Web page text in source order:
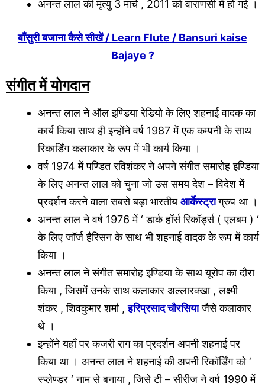
अनन्त लाल की मृत्यु 3 मार्च , 2011 को वाराणसी में हो गई ।
बाँसुरी बजाना कैसे सीखें / Learn Flute / Bansuri kaise
Bajaye ?
संगीत में योगदान
अनन्त लाल ने ऑल इण्डिया रेडियो के लिए शहनाई वादक का
कार्य किया साथ ही इन्होंने वर्ष 1987 में एक कम्पनी के साथ
रिकार्डिंग कलाकार के रूप में भी कार्य किया ।
वर्ष 1974 में पण्डित रविशंकर ने अपने संगीत समारोह इण्डिया
के लिए अनन्त लाल को चुना जो उस समय देश – विदेश में
प्रदर्शन करने वाला सबसे बड़ा भारतीयआर्केस्ट्राग्रुप था ।
अनन्त लाल ने वर्ष 1976 में ‘ डार्क हॉर्स रिकॉर्ड्स ( एलबम ) ‘
के लिए जॉर्ज हैरिसन के साथ भी शहनाई वादक के रूप में कार्य
किया ।
अनन्त लाल ने संगीत समारोह इण्डिया के साथ यूरोप का दौरा
किया , जिसमें उनके साथ कलाकार अल्लारक्खा , लक्ष्मी
शंकर , शिवकुमार शर्मा ,हरिप्रसाद चौरसियाजैसे कलाकार
थे ।
इन्होंने यहाँ पर कजरी राग का प्रदर्शन अपनी शहनाई पर
किया था । अनन्त लाल ने शहनाई की अपनी रिकॉर्डिंग को ‘
स्प्लेण्डर ‘ नाम से बनाया , जिसे टी – सीरीज ने वर्ष 1990 में